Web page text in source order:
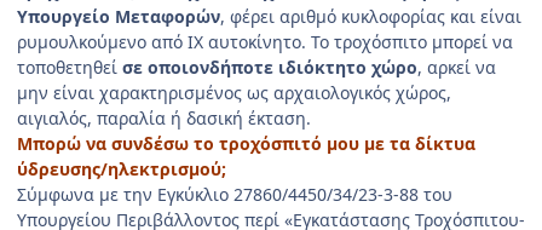
Υπουργείο Μεταφορών, φέρει αριθμό κυκλοφορίας και είναι
ρυμουλκούμενο από ΙΧ αυτοκίνητο. Το τροχόσπιτο μπορεί να
τοποθετηθεί σε οποιονδήποτε ιδιόκτητο χώρο, αρκεί να
μην είναι χαρακτηρισμένος ως αρχαιολογικός χώρος,
αιγιαλός, παραλία ή δασική έκταση.
Μπορώ να συνδέσω το τροχόσπιτό μου με τα δίκτυα
ύδρευσης/ηλεκτρισμού;
Σύμφωνα με την Εγκύκλιο 27860/4450/34/23-3-88 του
Υπουργείου Περιβάλλοντος περί «Εγκατάστασης Τροχόσπιτου-